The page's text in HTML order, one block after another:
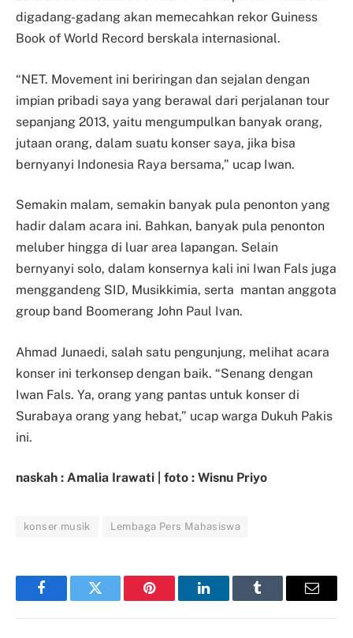
digadang-gadang akan memecahkan rekor Guiness
Book of World Record berskala internasional.
“NET. Movement ini beriringan dan sejalan dengan
impian pribadi saya yang berawal dari perjalanan tour
sepanjang 2013, yaitu mengumpulkan banyak orang,
jutaan orang, dalam suatu konser saya, jika bisa
bernyanyi Indonesia Raya bersama,” ucap Iwan.
Semakin malam, semakin banyak pula penonton yang
hadir dalam acara ini. Bahkan, banyak pula penonton
meluber hingga di luar area lapangan. Selain
bernyanyi solo, dalam konsernya kali ini Iwan Fals juga
menggandeng SID, Musikkimia, serta mantan anggota
group band Boomerang John Paul Ivan.
Ahmad Junaedi, salah satu pengunjung, melihat acara
konser ini terkonsep dengan baik. “Senang dengan
Iwan Fals. Ya, orang yang pantas untuk konser di
Surabaya orang yang hebat,” ucap warga Dukuh Pakis
ini.
naskah : Amalia Irawati | foto : Wisnu Priyo
konser musik Lembaga Pers Mahasiswa
FacebookTwitter Pinterest LinkedInTumblr Email